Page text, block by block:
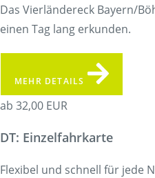
Das Vierländereck Bayern/
einen Tag lang erkunden.
MEHR DETAILS
ab 32,00 EUR
DT: Einzelfahrkarte
Flexibel und schnell für jede